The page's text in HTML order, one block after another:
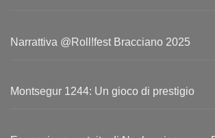
Narrattiva @Roll!fest Bracciano 2025
Montsegur 1244: Un gioco di prestigio